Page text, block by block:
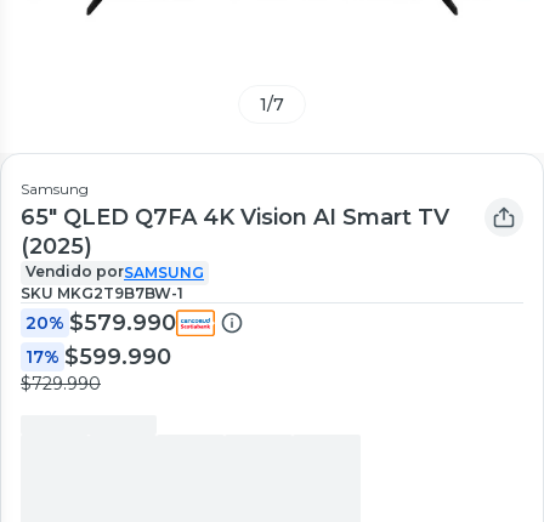
1/7
Samsung
65" QLED Q7FA 4K Vision AI Smart TV
(2025)
Vendido porSAMSUNG
SKU MKG2T9B7BW-1
20% $579.990
17% $599.990
$729.990